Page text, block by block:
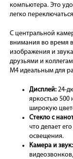
компьютера. Это
легко
С центральной
внимания во время
изображения и
друзьями и
M4 идеальным для
Дисплей: 24-
яркостью 500
широкую
Стекло с
что делает
освещения.
Камера и звук: